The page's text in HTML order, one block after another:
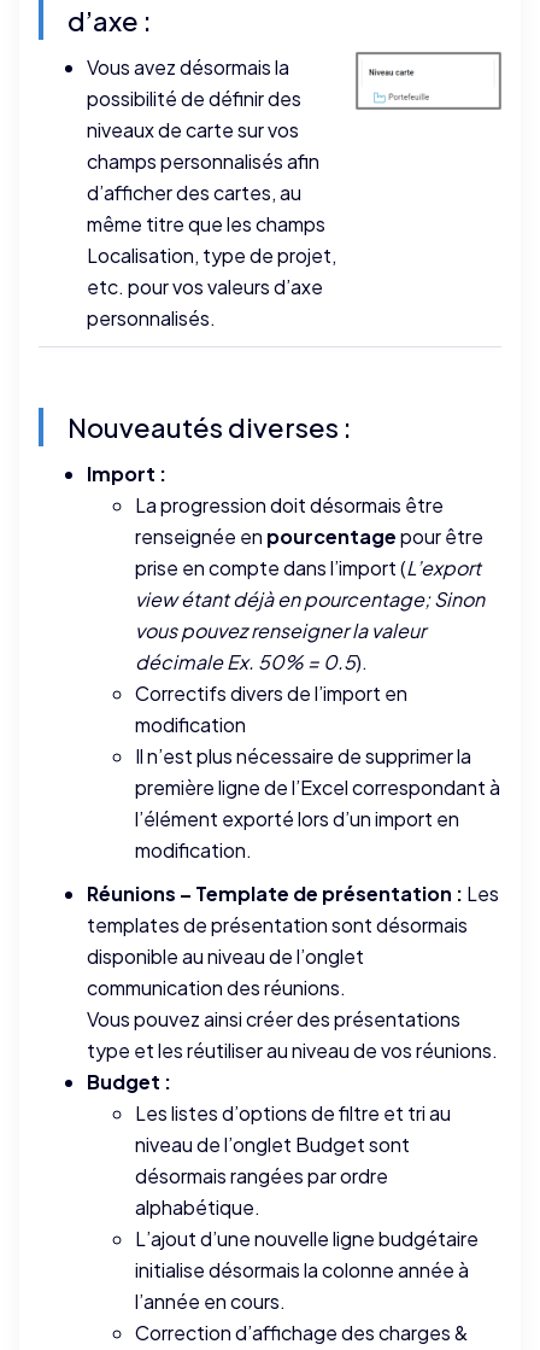
d’axe :
Vous avez désormais la
possibilité de définir des
niveaux de carte sur vos
champs personnalisés afin
d’afficher des cartes, au
même titre que les champs
Localisation, type de projet,
etc. pour vos valeurs d’axe
personnalisés.
Nouveautés diverses :
Import :
La progression doit désormais être
renseignée en pourcentagepour être
prise en compte dans l’import (L’export
view étant déjà en pourcentage; Sinon
vous pouvez renseigner la valeur
décimale Ex. 50% = 0.5).
Correctifs divers de l’import en
modification
Il n’est plus nécessaire de supprimer la
première ligne de l’Excel correspondant à
l’élément exporté lors d’un import en
modification.
Réunions – Template de présentation : Les
templates de présentation sont désormais
disponible au niveau de l’onglet
communication des réunions.
Vous pouvez ainsi créer des présentations
type et les réutiliser au niveau de vos réunions.
Budget :
Les listes d’options de filtre et tri au
niveau de l’onglet Budget sont
désormais rangées par ordre
alphabétique.
L’ajout d’une nouvelle ligne budgétaire
initialise désormais la colonne année à
l’année en cours.
Correction d’affichage des charges &